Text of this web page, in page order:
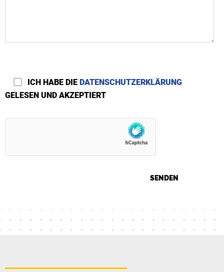
ICH HABE DIE DATENSCHUTZERKLÄRUNG
GELESEN UND AKZEPTIERT